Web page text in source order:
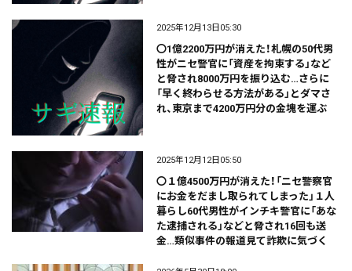
2025年12月13日05:30
〇1億2200万円が消えた！札幌の50代男
性がニセ警官に「資産を拘束する」など
と脅され8000万円を振り込む…さらに
「早く終わらせる方法がある」とダマさ
れ、東京まで4200万円分の金塊を運ぶ
2025年12月12日05:50
〇１億4500万円が消えた！「ニセ警察官
にお金をだまし取られてしまった」１人
暮らし60代男性がインチキ警官に「あな
た逮捕される」などと脅され16回も送
金…類似事件の報道見て詐欺に気づく